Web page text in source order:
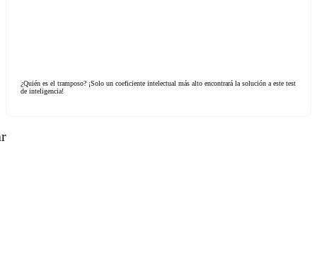
¿Quién es el tramposo? ¡Solo un coeficiente intelectual más alto encontrará la solución a este test
de inteligencia!